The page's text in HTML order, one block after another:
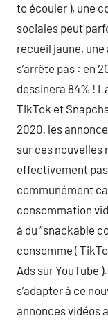
to écouler ), une
sociales peut
recueil jaune,
s’arrête pas : en
dessinera 84% !
TikTok et
2020, les
sur ces nouvelles
effectivement
communément
consommation
à du “snackable
consomme (
Ads sur YouTube
s’adapter à ce
annonces vidéos